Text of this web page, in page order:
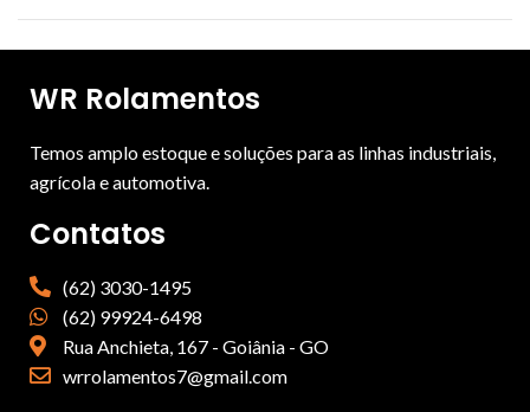
WR Rolamentos
Temos amplo estoque e soluções para as linhas industriais,
agrícola e automotiva.
Contatos
(62) 3030-1495
(62) 99924-6498
Rua Anchieta, 167 - Goiânia - GO
wrrolamentos7@gmail.com